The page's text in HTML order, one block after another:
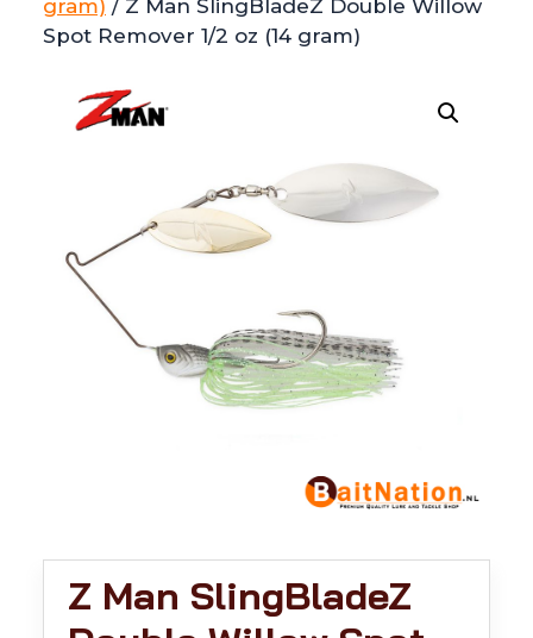
gram) / Z Man SlingBladeZ Double Willow
Spot Remover 1/2 oz (14 gram)
Z Man SlingBladeZ